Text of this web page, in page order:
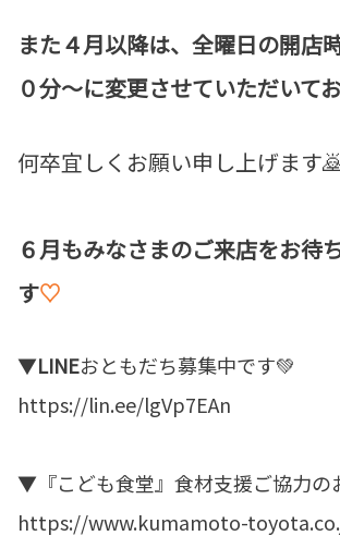
また４月以降は、全曜日の開店
０分～に変更させていただいて
何卒宜しくお願い申し上げます
６月もみなさまのご来店をお待
す♡
▼LINEおともだち募集中です💚
https://lin.ee/lgVp7EAn
▼『こども食堂』食材支援ご協力の
https://www.kumamoto-